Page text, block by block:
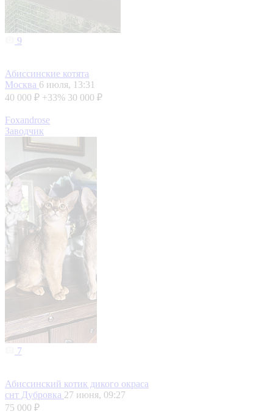
9
Абиссинские котята
Москва 6 июля, 13:31
40 000 ₽ +33% 30 000 ₽
Foxandrose
Заводчик
7
Абиссинский котик дикого окраса
снт Дубровка 27 июня, 09:27
75 000 ₽